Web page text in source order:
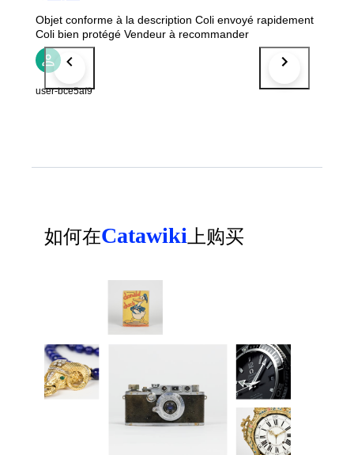
Objet conforme à la description Coli envoyé rapidement
Coli bien protégé Vendeur à recommander
user-bce5af9
如何在Catawiki 上购买